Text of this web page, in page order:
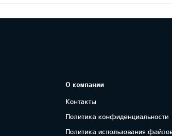
О компании
Контакты
Политика конфиденциальности
Политика использования